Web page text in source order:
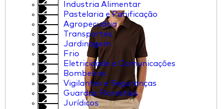
Industria Alimentar
Pastelaria e Panificação
Agropecuária
Transportes
Jardinagem
Frio
Eletricidade e Comunicações
Bombeiros
Vigilantes e Seguranças
Guardas Florestais
Jurídicos